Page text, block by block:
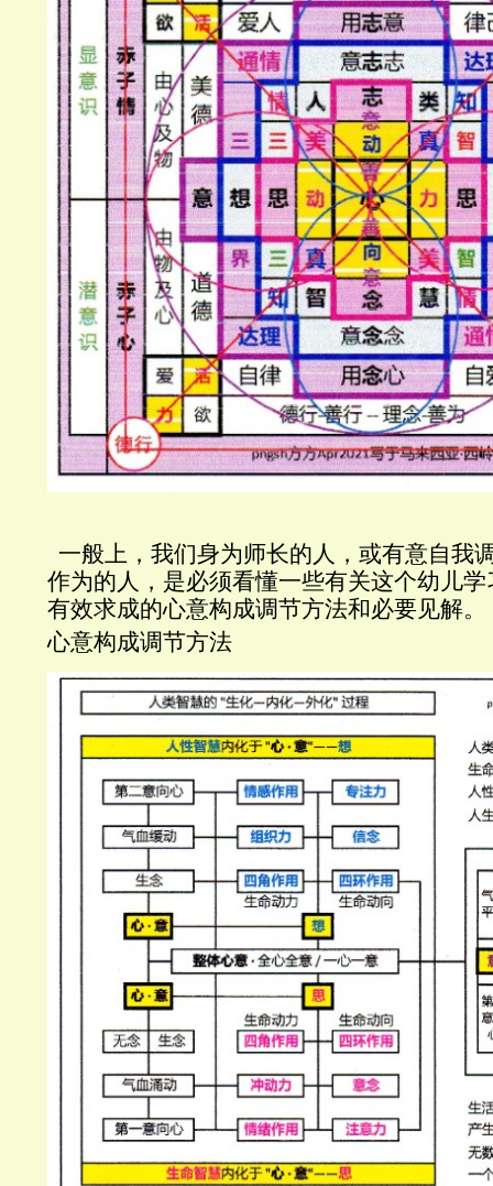
一般上，我们身为师长的人，或有意自我
作为的人，是必须看懂一些有关这个幼儿
有效求成的心意构成调节方法和必要见解
心意构成调节方法